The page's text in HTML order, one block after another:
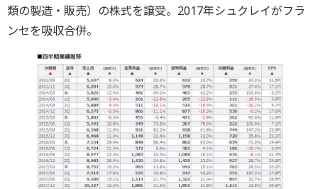
類の製造・販売）の株式を譲受。2017年シュクレイがフラ
ンセを吸収合併。